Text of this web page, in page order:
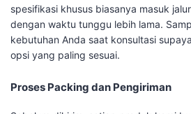
spesifikasi khusus biasanya masuk
dengan waktu tunggu lebih lama.
kebutuhan Anda saat konsultasi
opsi yang paling sesuai.
Proses Packing dan Pengiriman